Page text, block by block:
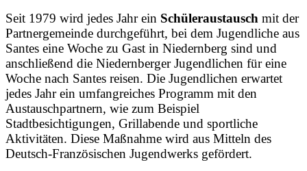
Seit 1979 wird jedes Jahr ein Schüleraustausch mit der
Partnergemeinde durchgeführt, bei dem Jugendliche aus
Santes eine Woche zu Gast in Niedernberg sind und
anschließend die Niedernberger Jugendlichen für eine
Woche nach Santes reisen. Die Jugendlichen erwartet
jedes Jahr ein umfangreiches Programm mit den
Austauschpartnern, wie zum Beispiel
Stadtbesichtigungen, Grillabende und sportliche
Aktivitäten. Diese Maßnahme wird aus Mitteln des
Deutsch-Französischen Jugendwerks gefördert.